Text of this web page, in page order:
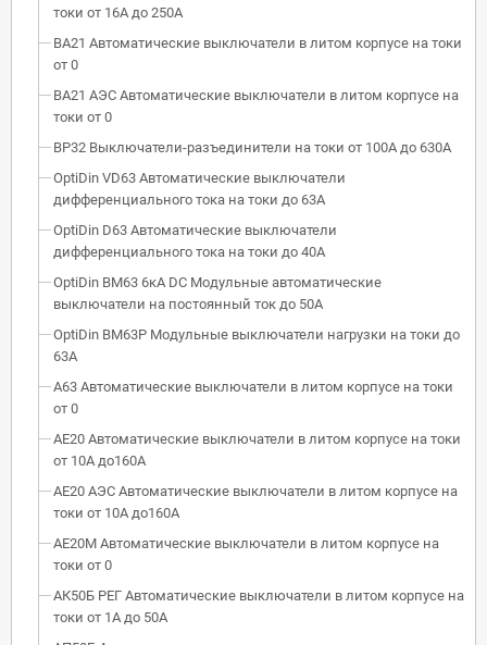
токи от 16А до 250А
ВА21 Автоматические выключатели в литом корпусе на токи
от 0
ВА21 АЭС Автоматические выключатели в литом корпусе на
токи от 0
ВР32 Выключатели-разъединители на токи от 100А до 630А
OptiDin VD63 Автоматические выключатели
дифференциального тока на токи до 63А
OptiDin D63 Автоматические выключатели
дифференциального тока на токи до 40А
OptiDin BM63 6кА DC Модульные автоматические
выключатели на постоянный ток до 50А
OptiDin BM63P Модульные выключатели нагрузки на токи до
63А
А63 Автоматические выключатели в литом корпусе на токи
от 0
АЕ20 Автоматические выключатели в литом корпусе на токи
от 10А до160А
АЕ20 АЭС Автоматические выключатели в литом корпусе на
токи от 10А до160А
АЕ20М Автоматические выключатели в литом корпусе на
токи от 0
АК50Б РЕГ Автоматические выключатели в литом корпусе на
токи от 1А до 50А